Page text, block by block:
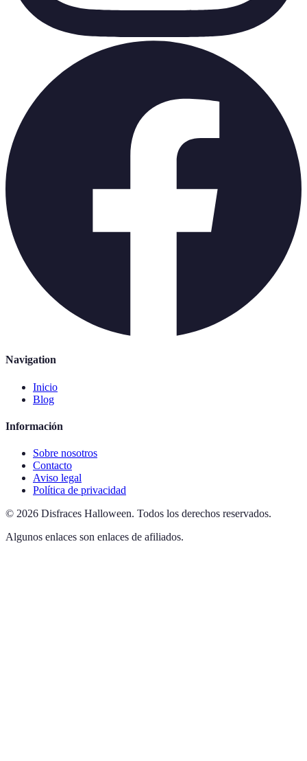
Navigation
Inicio
Blog
Información
Sobre nosotros
Contacto
Aviso legal
Política de privacidad
© 2026 Disfraces Halloween. Todos los derechos reservados.
Algunos enlaces son enlaces de afiliados.